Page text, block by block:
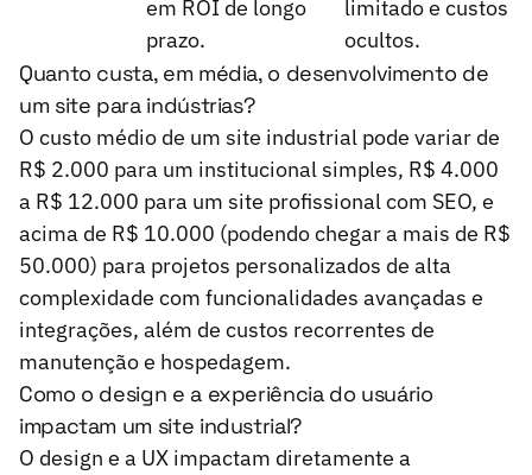
em ROI de longo
prazo.
limitado e custos
ocultos.
Quanto custa, em média, o desenvolvimento de
um site para indústrias?
O custo médio de um site industrial pode variar de
R$ 2.000 para um institucional simples, R$ 4.000
a R$ 12.000 para um site profissional com SEO, e
acima de R$ 10.000 (podendo chegar a mais de R$
50.000) para projetos personalizados de alta
complexidade com funcionalidades avançadas e
integrações, além de custos recorrentes de
manutenção e hospedagem.
Como o design e a experiência do usuário
impactam um site industrial?
O design e a UX impactam diretamente a